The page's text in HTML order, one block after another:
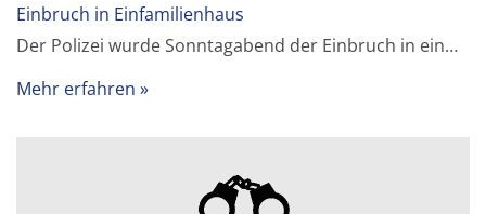
Einbruch in Einfamilienhaus
Der Polizei wurde Sonntagabend der Einbruch in ein…
Mehr erfahren